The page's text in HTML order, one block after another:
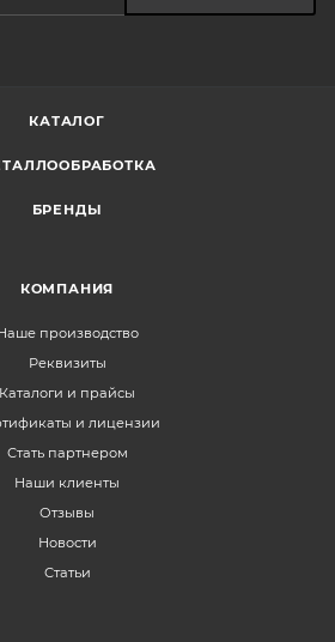
КАТАЛОГ
БРЕНДЫ
КОМПАНИЯ
производство
Реквизиты
Каталоги и прайсы
и лицензии
Стать партнером
Наши клиенты
Отзывы
Новости
Статьи